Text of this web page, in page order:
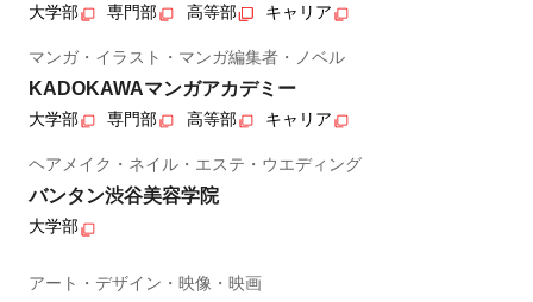
大学部 専門部 高等部 キャリア
マンガ・イラスト・マンガ編集者・ノベル
KADOKAWAマンガアカデミー
大学部 専門部 高等部 キャリア
ヘアメイク・ネイル・エステ・ウエディング
バンタン渋谷美容学院
大学部
アート・デザイン・映像・映画